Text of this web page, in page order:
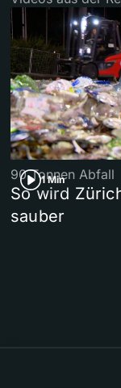
1 Min
90 Tonnen Abfall
So wird
sauber